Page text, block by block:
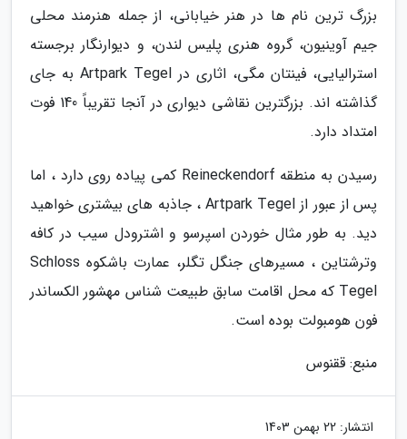
بزرگ ترین نام ها در هنر خیابانی، از جمله هنرمند محلی
جیم آوینیون، گروه هنری پلیس لندن، و دیوارنگار برجسته
استرالیایی، فینتان مگی، اثاری در Artpark Tegel به جای
گذاشته اند. بزرگترین نقاشی دیواری در آنجا تقریباً 140 فوت
امتداد دارد.
رسیدن به منطقه Reineckendorf کمی پیاده روی دارد ، اما
پس از عبور از Artpark Tegel ، جاذبه های بیشتری خواهید
دید. به طور مثال خوردن اسپرسو و اشترودل سیب در کافه
وترشتاین ، مسیرهای جنگل تگلر، عمارت باشکوه Schloss
Tegel که محل اقامت سابق طبیعت شناس مهشور الکساندر
فون هومبولت بوده است.
منبع: ققنوس
انتشار: 22 بهمن 1403